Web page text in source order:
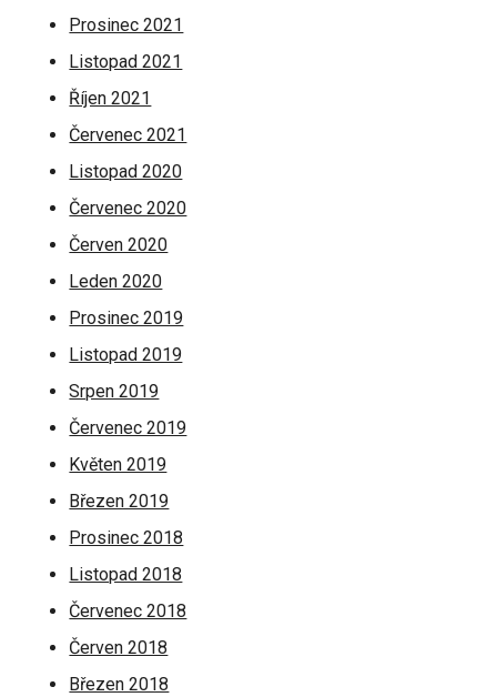
Prosinec 2021
Listopad 2021
Říjen 2021
Červenec 2021
Listopad 2020
Červenec 2020
Červen 2020
Leden 2020
Prosinec 2019
Listopad 2019
Srpen 2019
Červenec 2019
Květen 2019
Březen 2019
Prosinec 2018
Listopad 2018
Červenec 2018
Červen 2018
Březen 2018